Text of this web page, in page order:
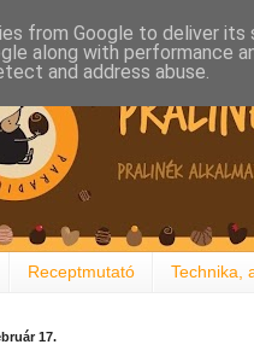
Receptmutató Technika,
17.
from Google to deliver its
along with performance
and address abuse.